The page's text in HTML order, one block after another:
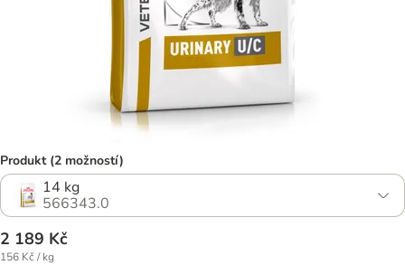
Produkt (2 možností)
14 kg
566343.0
2 189 Kč
156 Kč / kg